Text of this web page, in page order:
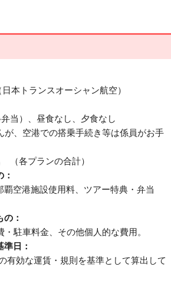
本トランスオーシャン航空）
当）、昼食なし、夕食なし
、空港での搭乗手続き等は係員がお手
各プランの合計）
空港施設使用料、ツアー特典・弁当
：
駐車料金、その他個人的な費用。
日：
有効な運賃・規則を基準として算出して